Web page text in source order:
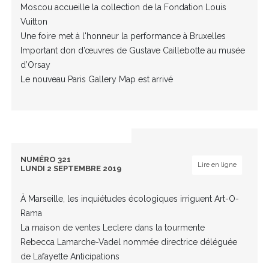
Moscou accueille la collection de la Fondation Louis
Vuitton
Une foire met à l'honneur la performance à Bruxelles
Important don d’œuvres de Gustave Caillebotte au musée
d’Orsay
Le nouveau Paris Gallery Map est arrivé
NUMÉRO 321
LUNDI 2 SEPTEMBRE 2019
Lire en ligne
À Marseille, les inquiétudes écologiques irriguent Art-O-
Rama
La maison de ventes Leclere dans la tourmente
Rebecca Lamarche-Vadel nommée directrice déléguée
de Lafayette Anticipations